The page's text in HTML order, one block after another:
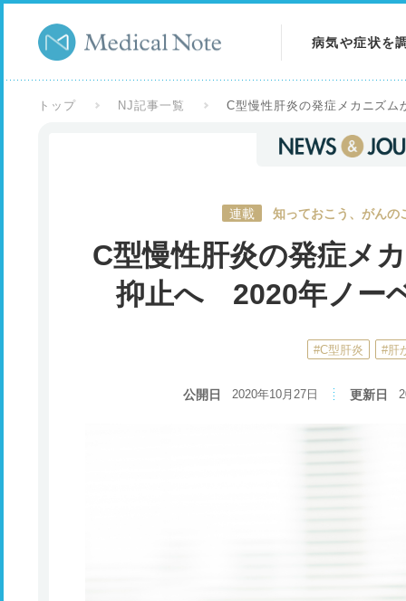
病気や症状を
症状を調べる
トップ NJ記事一覧 C型慢性肝炎の発症メカニズ
連載 知っておこう、がん
C型慢性肝炎の発症メ
抑止へ 2020年ノー
#C型肝炎 #肝
公開日 2020年10月27日 更新日